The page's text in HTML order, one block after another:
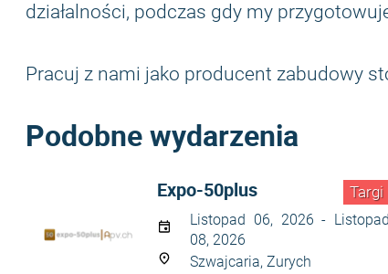
działalności, podczas gdy my
Pracuj z nami jako producent zabudowy
Podobne wydarzenia
Targi
Expo-50plus
Listopad 06, 2026 - Listopad
08, 2026
Szwajcaria, Zurych